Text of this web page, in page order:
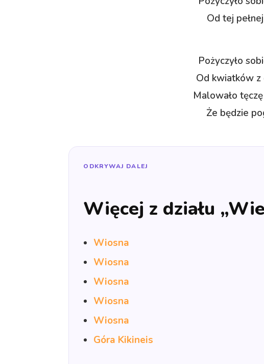
Od tej
Pożyczyło
Od kwiatków z
Malowało
Że będzie
ODKRYWAJ DALEJ
Więcej z działu
Wiosna
Wiosna
Wiosna
Wiosna
Wiosna
Góra Kikineis